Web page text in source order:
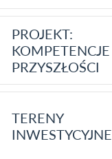
PROJEKT:
KOMPETENCJE
PRZYSZŁOŚCI
TERENY
INWESTYCYJNE